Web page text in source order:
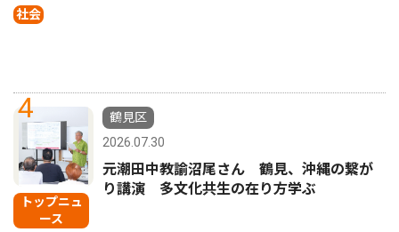
社会
4
トップニュ
ース
鶴見区
2026.07.30
元潮田中教諭沼尾さん 鶴見、沖縄の繋が
り講演 多文化共生の在り方学ぶ